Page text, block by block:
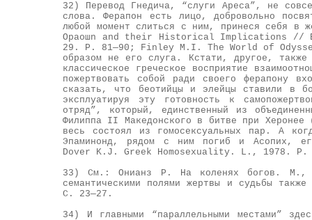
32) Перевод Гнедича, “слуги Ареса”, не
слова. Ферапон есть лицо, добровольно
любой момент слиться с ним, принеся себя
Opaoшn and their Historical Implications
29. Р. 81—90; Finley M.I. The World of
образом не его слуга. Кстати, другое, также
классическое греческое восприятие
пожертвовать собой ради своего ферапону
сказать, что беотийцы и элейцы ставили в
эксплуатируя эту готовность к
отряд”, который, единственный из
Филиппа II Македонского в битве при
весь состоял из гомосексуальных пар. А
Эпаминонд, рядом с ним погиб и Асопих,
Dover K.J. Greek Homosexuality. L., 1978. P.
33) См.: Онианз Р. На коленях богов. М.,
семантическими полями жертвы и судьбы
С. 23—27.
34) И главными “параллельными местами”